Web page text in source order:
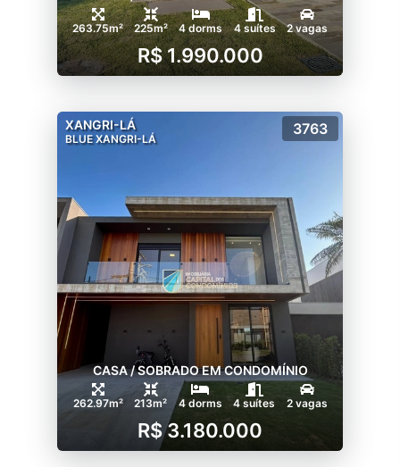
263.75m² 225m² 4 dorms 4 suítes 2 vagas
R$ 1.990.000
XANGRI-LÁ
BLUE XANGRI-LÁ
3763
CASA / SOBRADO EM CONDOMÍNIO
262.97m² 213m² 4 dorms 4 suítes 2 vagas
R$ 3.180.000